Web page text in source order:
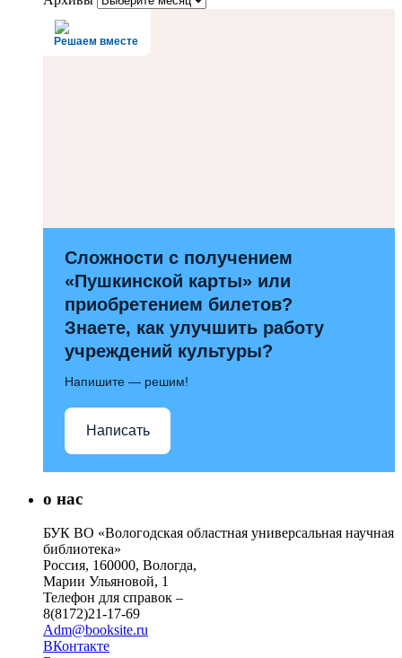
Решаем вместе
Сложности с получением
«Пушкинской карты» или
приобретением билетов?
Знаете, как улучшить работу
учреждений культуры?
Напишите — решим!
Написать
о нас
БУК ВО «Вологодская областная универсальная научная
библиотека»
Россия, 160000, Вологда,
Марии Ульяновой, 1
Телефон для справок –
8(8172)21-17-69
Adm@booksite.ru
ВКонтакте